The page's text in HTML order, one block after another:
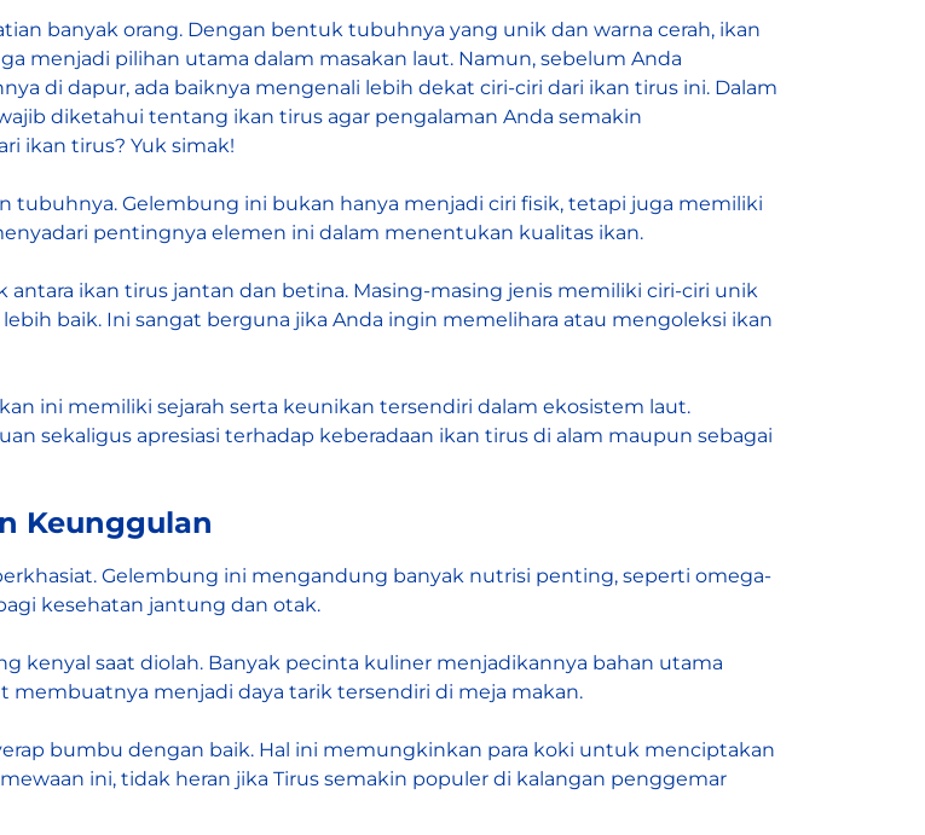
banyak orang. Dengan bentuk tubuhnya yang unik dan warna cerah, ikan
menjadi pilihan utama dalam masakan laut. Namun, sebelum Anda
di dapur, ada baiknya mengenali lebih dekat ciri-ciri dari ikan tirus ini. Dalam
diketahui tentang ikan tirus agar pengalaman Anda semakin
ikan tirus? Yuk simak!
tubuhnya. Gelembung ini bukan hanya menjadi ciri fisik, tetapi juga memiliki
pentingnya elemen ini dalam menentukan kualitas ikan.
ikan tirus jantan dan betina. Masing-masing jenis memiliki ciri-ciri unik
baik. Ini sangat berguna jika Anda ingin memelihara atau mengoleksi ikan
ini memiliki sejarah serta keunikan tersendiri dalam ekosistem laut.
sekaligus apresiasi terhadap keberadaan ikan tirus di alam maupun sebagai
Keunggulan
Gelembung ini mengandung banyak nutrisi penting, seperti omega-
kesehatan jantung dan otak.
kenyal saat diolah. Banyak pecinta kuliner menjadikannya bahan utama
membuatnya menjadi daya tarik tersendiri di meja makan.
bumbu dengan baik. Hal ini memungkinkan para koki untuk menciptakan
ini, tidak heran jika Tirus semakin populer di kalangan penggemar